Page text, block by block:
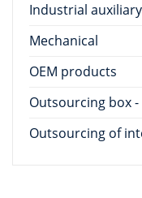
Industrial
Mechanical
OEM products
Outsourcing box
Outsourcing of